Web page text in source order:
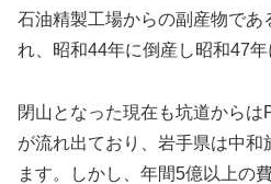
石油精製工場からの副産物であ
れ、昭和44年に倒産し昭和47年
閉山となった現在も坑道から
が流れ出ており、岩手県は中
ます。しかし、年間5億以上の